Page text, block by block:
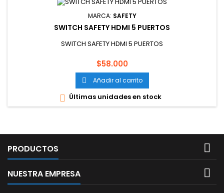
MARCA: SAFETY
SWITCH SAFETY HDMI 5 PUERTOS
SWITCH SAFETY HDMI 5 PUERTOS
Precio
$58.000
 Añadir al carrito
 Últimas unidades en stock
PRODUCTOS 
NUESTRA EMPRESA
